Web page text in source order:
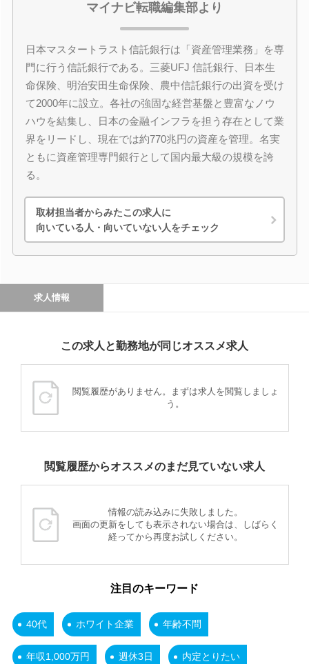
マイナビ転職編集部より
日本マスタートラスト信託銀行は「資産管理業務」を専
門に行う信託銀行である。三菱UFJ 信託銀行、日本生
命保険、明治安田生命保険、農中信託銀行の出資を受け
て2000年に設立。各社の強固な経営基盤と豊富なノウ
ハウを結集し、日本の金融インフラを担う存在として業
界をリードし、現在では約770兆円の資産を管理。名実
ともに資産管理専門銀行として国内最大級の規模を誇
る。
取材担当者からみたこの求人に
向いている人・向いていない人をチェック
求人情報
この求人と勤務地が同じオススメ求人
閲覧履歴がありません。まずは求人を閲覧しましょ
う。
閲覧履歴からオススメのまだ見ていない求人
情報の読み込みに失敗しました。
画面の更新をしても表示されない場合は、しばらく
経ってから再度お試しください。
注目のキーワード
40代 ホワイト企業 年齢不問
年収1,000万円 週休3日 内定とりたい